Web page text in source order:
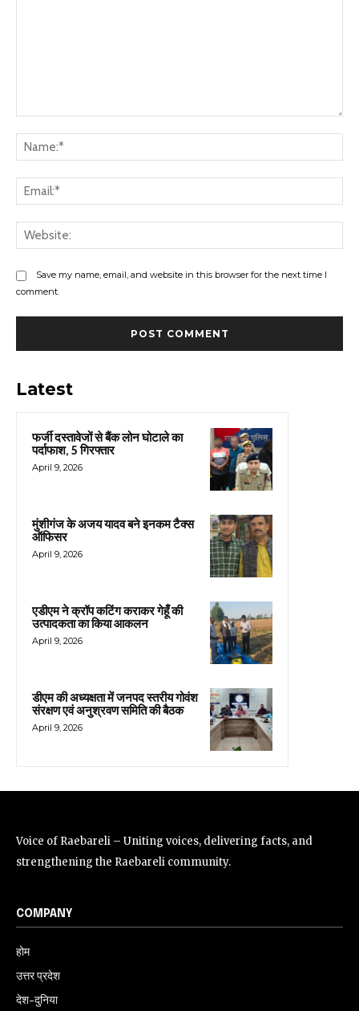
Save my name, email, and website in this browser for the next time I
comment.
Latest
फर्जी दस्तावेजों से बैंक लोन घोटाले का
पर्दाफाश, 5 गिरफ्तार
April 9, 2026
मुंशीगंज के अजय यादव बने इनकम टैक्स
ऑफिसर
April 9, 2026
एडीएम ने क्रॉप कटिंग कराकर गेहूँ की
उत्पादकता का किया आकलन
April 9, 2026
डीएम की अध्यक्षता में जनपद स्तरीय गोवंश
संरक्षण एवं अनुश्रवण समिति की बैठक
April 9, 2026
Voice of Raebareli – Uniting voices, delivering facts, and
strengthening the Raebareli community.
COMPANY
होम
उत्तर प्रदेश
देश-दुनिया